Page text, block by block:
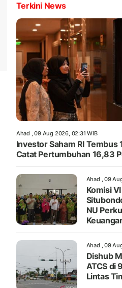
Terkini News
Ahad , 09 Aug 2026, 02:31 WIB
Investor Saham RI Tembus
Catat Pertumbuhan 16,83
Ahad , 09
Komisi
NU
Ahad , 09
Dishub
ATCS di
Lintas